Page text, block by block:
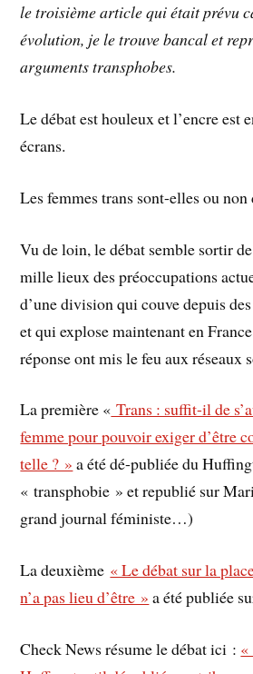
le troisième article qui était prévu
évolution, je le trouve bancal et
arguments transphobes.
Le débat est houleux et l’encre est
écrans.
Les femmes trans sont-elles ou non
Vu de loin, le débat semble sortir
mille lieux des préoccupations
d’une division qui couve depuis
et qui explose maintenant en
réponse ont mis le feu aux réseaux
La première « Trans : suffit-il de
femme pour pouvoir exiger d’être
telle ? » a été dé-publiée du
« transphobie » et republié sur
grand journal féministe…)
La deuxième « Le débat sur la
n’a pas lieu d’être » a été publiée
Check News résume le débat ici :